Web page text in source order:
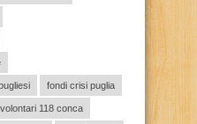
fondi crisi puglia
118 conca